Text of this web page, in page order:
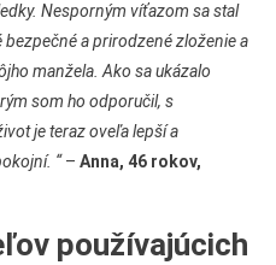
Nesporným víťazom sa stal
a prirodzené zloženie a
manžela. Ako sa ukázalo
som ho odporučil, s
je teraz oveľa lepší a
“– Anna, 46 rokov,
používajúcich